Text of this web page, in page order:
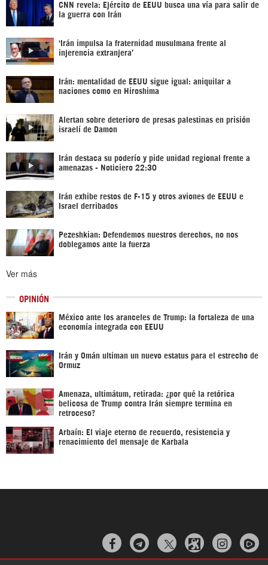
CNN revela: Ejército de EEUU busca una vía para salir de
la guerra con Irán
‘Irán impulsa la fraternidad musulmana frente al
injerencia extranjera’
Irán: mentalidad de EEUU sigue igual: aniquilar a
naciones como en Hiroshima
Alertan sobre deterioro de presas palestinas en prisión
israelí de Damon
Irán destaca su poderío y pide unidad regional frente a
amenazas - Noticiero 22:30
Irán exhibe restos de F-15 y otros aviones de EEUU e
Israel derribados
Pezeshkian: Defendemos nuestros derechos, no nos
doblegamos ante la fuerza
Ver más
OPINIÓN
México ante los aranceles de Trump: la fortaleza de una
economía integrada con EEUU
Irán y Omán ultiman un nuevo estatus para el estrecho de
Ormuz
Amenaza, ultimátum, retirada: ¿por qué la retórica
belicosa de Trump contra Irán siempre termina en
retroceso?
Arbaín: El viaje eterno de recuerdo, resistencia y
renacimiento del mensaje de Karbala
  